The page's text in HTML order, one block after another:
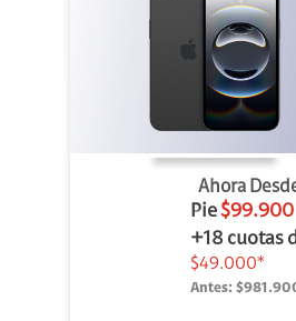
Ahora
Pie $99.900
+18 cuotas
$49.000*
Antes: